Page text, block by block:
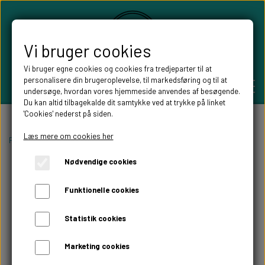
PERSONLIGE GAVER
BRYLLUPS GAVER
DÅBSGAVER/ NAVNGIVNING
SKILTE TIL FESTEN
WILLOW TREE FIGURER
WILLOW TREE BRYLLUPS FIGURER
Forside Personlige gaver Flasker med lys
Vi bruger cookies
Vi bruger egne cookies og cookies fra tredjeparter til at
personalisere din brugeroplevelse, til markedsføring og til at
undersøge, hvordan vores hjemmeside anvendes af besøgende.
Du kan altid tilbagekalde dit samtykke ved at trykke på linket
'Cookies' nederst på siden.
Læs mere om cookies her
Nødvendige cookies
Funktionelle cookies
Statistik cookies
Marketing cookies